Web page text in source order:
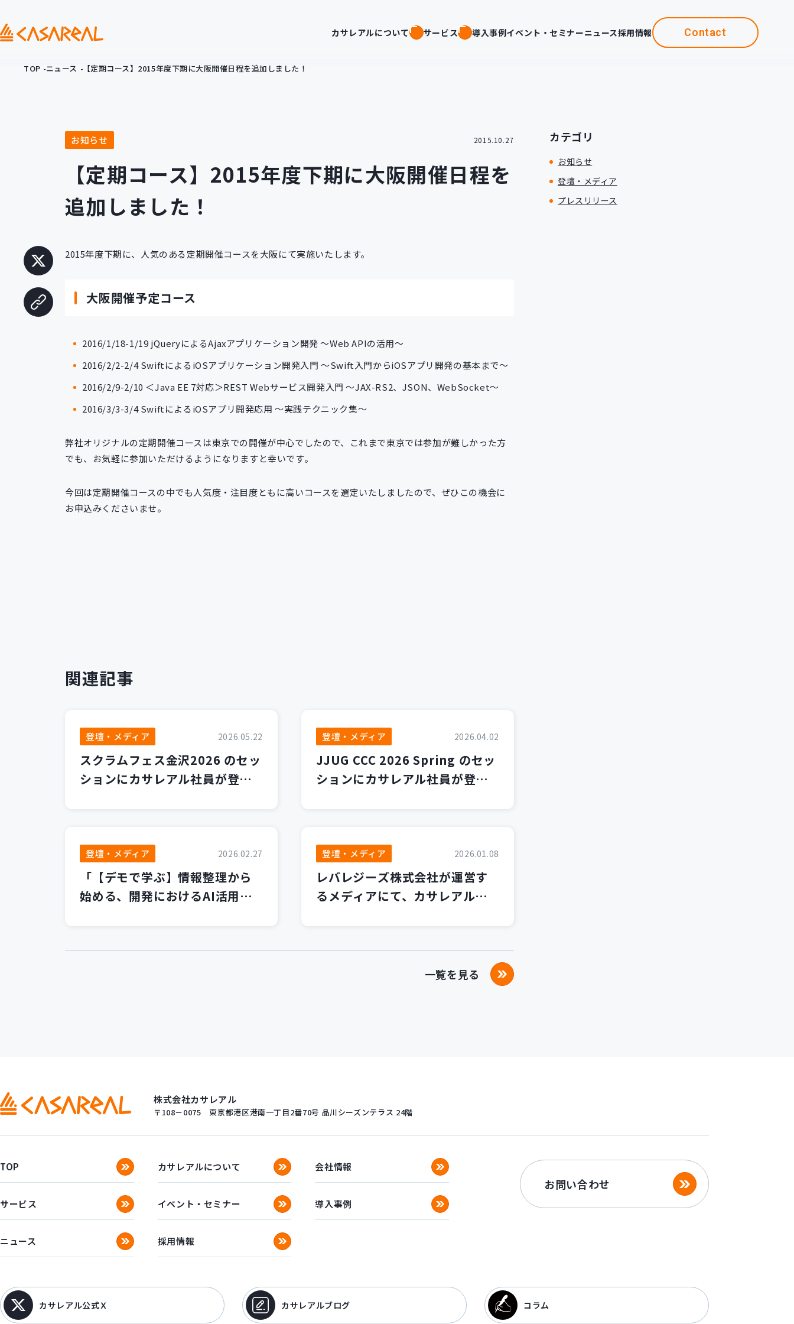
カサレアルについて サービス 導入事例イベント・セミナーニュース採用情報 Contact
TOP ニュース 【定期コース】2015年度下期に大阪開催日程を追加しました！
お知らせ 2015.10.27
【定期コース】2015年度下期に大阪開催日程を
追加しました！
2015年度下期に、人気のある定期開催コースを大阪にて実施いたします。
大阪開催予定コース
2016/1/18-1/19 jQueryによるAjaxアプリケーション開発 ～Web APIの活用～
2016/2/2-2/4 SwiftによるiOSアプリケーション開発入門 ～Swift入門からiOSアプリ開発の基本まで～
2016/2/9-2/10 ＜Java EE 7対応＞REST Webサービス開発入門 ～JAX-RS2、JSON、WebSocket～
2016/3/3-3/4 SwiftによるiOSアプリ開発応用 ～実践テクニック集～
弊社オリジナルの定期開催コースは東京での開催が中心でしたので、これまで東京では参加が難しかった方
でも、お気軽に参加いただけるようになりますと幸いです。
今回は定期開催コースの中でも人気度・注目度ともに高いコースを選定いたしましたので、ぜひこの機会に
お申込みくださいませ。
カテゴリ
お知らせ
登壇・メディア
プレスリリース
関連記事
登壇・メディア 2026.05.22
スクラムフェス金沢2026 のセッ
ションにカサレアル社員が登壇
登壇・メディア 2026.04.02
JJUG CCC 2026 Spring のセッ
ションにカサレアル社員が登壇
登壇・メディア 2026.02.27
「【デモで学ぶ】情報整理から
始める、開発におけるAI活用の
登壇・メディア 2026.01.08
レバレジーズ株式会社が運営す
るメディアにて、カサレアルブ
一覧を見る
株式会社カサレアル
〒108－0075 東京都港区港南一丁目2番70号 品川シーズンテラス 24階
TOP カサレアルについて 会社情報
サービス イベント・セミナー 導入事例
ニュース 採用情報
お問い合わせ
カサレアル公式Ｘ カサレアルブログ コラム